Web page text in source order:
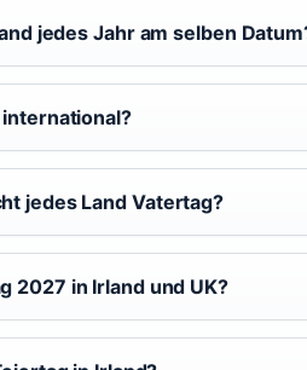
jedes Jahr am selben
jedes Land Vatertag?
2027 in Irland und UK?